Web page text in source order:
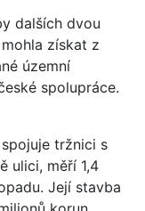
dalších dvou
získat z
územní
spolupráce.
tržnici s
ulici, měří 1,4
Její stavba